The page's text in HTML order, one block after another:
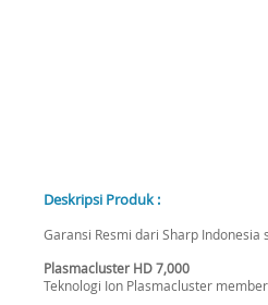
Deskripsi Produk :
Garansi Resmi dari Sharp Indonesia
Plasmacluster HD 7,000
Teknologi Ion Plasmacluster